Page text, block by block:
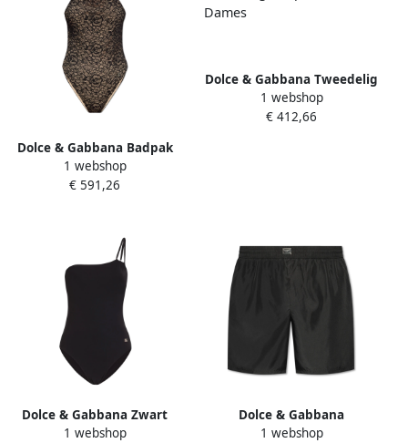
Dolce & Gabbana Badpak
Black Dames
1 webshop
€ 591,26
Dolce & Gabbana Tweedelig
badpak Black Dames
1 webshop
€ 412,66
Dolce & Gabbana Zwart
Zeekleding met DG-logo
1 webshop
Dolce & Gabbana
Zwembroek Black Heren
1 webshop